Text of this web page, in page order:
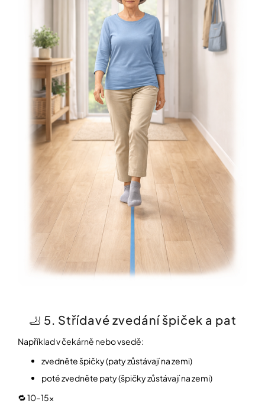
🦶 5. Střídavé zvedání špiček a pat
Například v čekárně nebo vsedě:
zvedněte špičky (paty zůstávají na zemi)
poté zvedněte paty (špičky zůstávají na zemi)
🔁 10–15×